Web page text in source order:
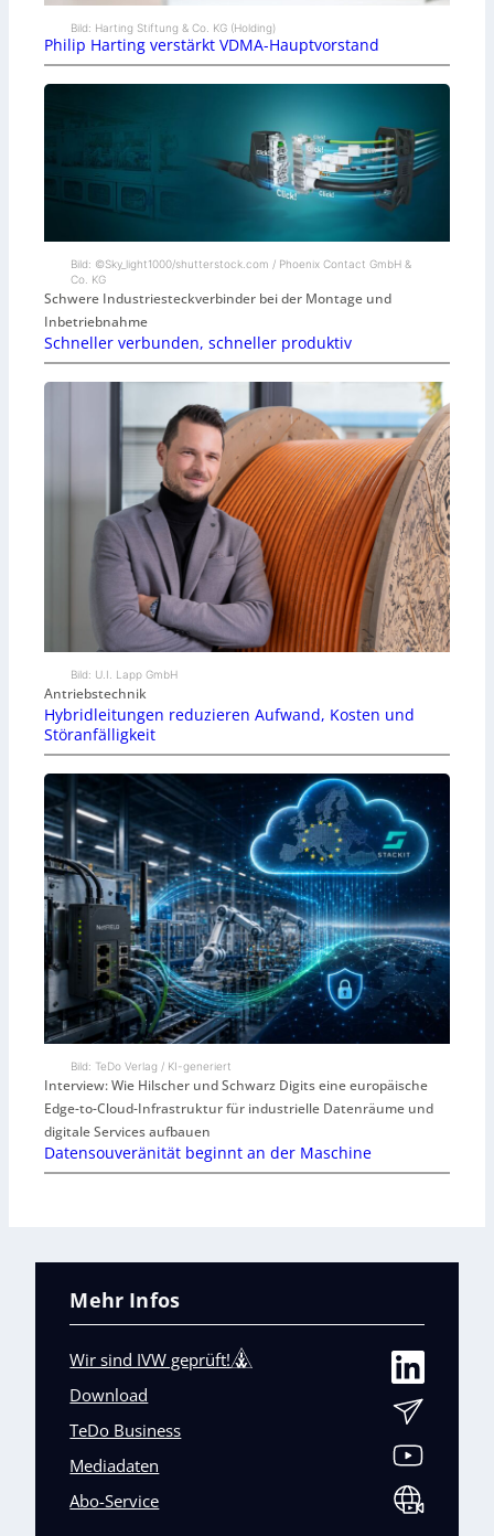
Bild: Harting Stiftung & Co. KG (Holding)
Philip Harting verstärkt VDMA-Hauptvorstand
Bild: ©Sky_light1000/shutterstock.com / Phoenix Contact GmbH &
Co. KG
Schwere Industriesteckverbinder bei der Montage und
Inbetriebnahme
Schneller verbunden, schneller produktiv
Bild: U.I. Lapp GmbH
Antriebstechnik
Hybridleitungen reduzieren Aufwand, Kosten und
Störanfälligkeit
Bild: TeDo Verlag / KI-generiert
Interview: Wie Hilscher und Schwarz Digits eine europäische
Edge-to-Cloud-Infrastruktur für industrielle Datenräume und
digitale Services aufbauen
Datensouveränität beginnt an der Maschine
Mehr Infos
Wir sind IVW geprüft!
Download
TeDo Business
Mediadaten
Abo-Service